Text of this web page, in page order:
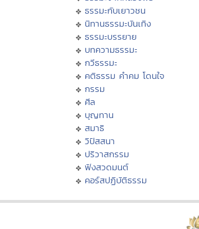
ธรรมะกับเยาวชน
นิทานธรรมะบันเทิง
ธรรมะบรรยาย
บทความธรรมะ
กวีธรรมะ
คติธรรม คำคม โดนใจ
กรรม
ศีล
บุญทาน
สมาธิ
วิปัสสนา
ปริวาสกรรม
ฟังสวดมนต์
คอร์สปฏิบัติธรรม